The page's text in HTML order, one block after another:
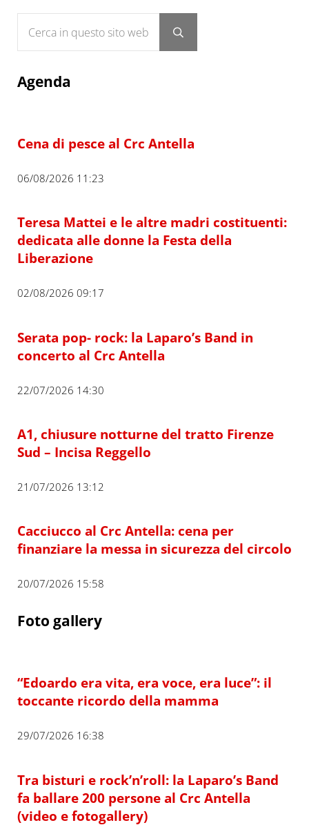
Submit search
Agenda
Cena di pesce al Crc Antella
06/08/2026 11:23
Teresa Mattei e le altre madri costituenti:
dedicata alle donne la Festa della
Liberazione
02/08/2026 09:17
Serata pop- rock: la Laparo’s Band in
concerto al Crc Antella
22/07/2026 14:30
A1, chiusure notturne del tratto Firenze
Sud – Incisa Reggello
21/07/2026 13:12
Cacciucco al Crc Antella: cena per
finanziare la messa in sicurezza del circolo
20/07/2026 15:58
Foto gallery
“Edoardo era vita, era voce, era luce”: il
toccante ricordo della mamma
29/07/2026 16:38
Tra bisturi e rock’n’roll: la Laparo’s Band
fa ballare 200 persone al Crc Antella
(video e fotogallery)